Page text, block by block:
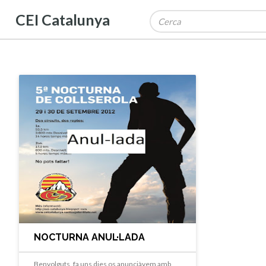
CEI Catalunya
NOCTURNA ANUL·LADA
Benvolguts, fa uns dies os anunciàvem amb